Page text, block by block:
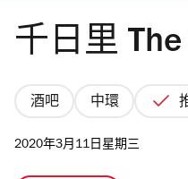
千日里
酒吧 中環
2020年3月11日星期三